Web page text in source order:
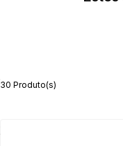
30 Produto(s)